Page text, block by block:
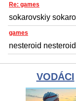
Re: games
sokarovskiy
games
nesteroid
VODÁCI